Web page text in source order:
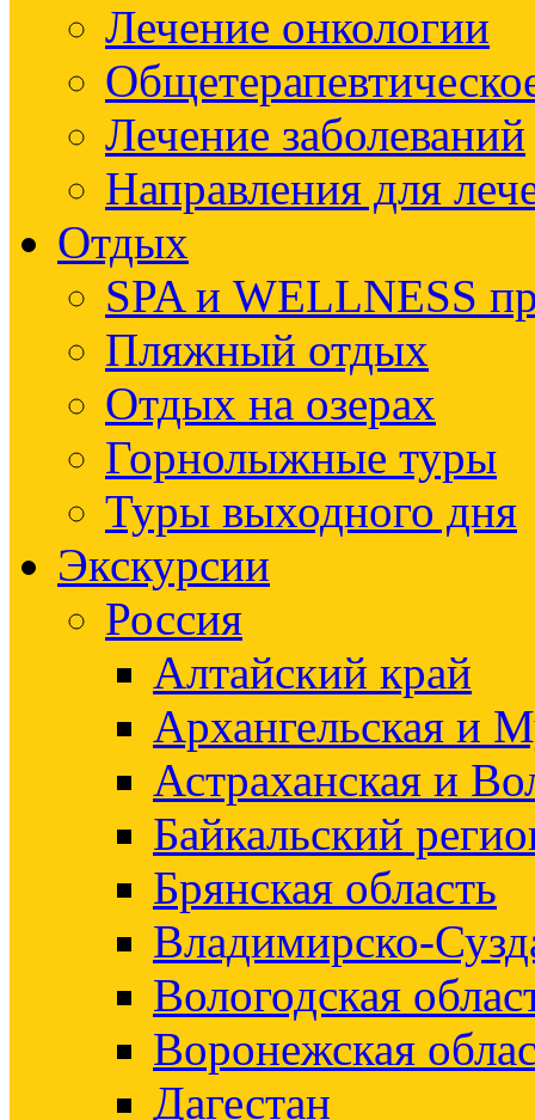
Лечение онкологии
Лечение заболеваний
Направления для
Отдых
SPA и WELLNESS
Пляжный отдых
Отдых на озерах
Горнолыжные туры
Туры выходного дня
Экскурсии
Россия
Алтайский край
Архангельская и
Астраханская и
Байкальский
Брянская область
Владимирско-
Вологодская
Воронежская
Дагестан